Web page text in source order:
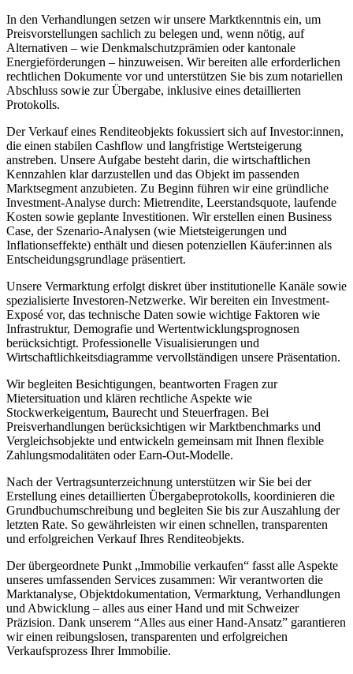
In den Verhandlungen setzen wir unsere Marktkenntnis ein, um
Preisvorstellungen sachlich zu belegen und, wenn nötig, auf
Alternativen – wie Denkmalschutzprämien oder kantonale
Energieförderungen – hinzuweisen. Wir bereiten alle erforderlichen
rechtlichen Dokumente vor und unterstützen Sie bis zum notariellen
Abschluss sowie zur Übergabe, inklusive eines detaillierten
Protokolls.
Der Verkauf eines Renditeobjekts fokussiert sich auf Investor:innen,
die einen stabilen Cashflow und langfristige Wertsteigerung
anstreben. Unsere Aufgabe besteht darin, die wirtschaftlichen
Kennzahlen klar darzustellen und das Objekt im passenden
Marktsegment anzubieten. Zu Beginn führen wir eine gründliche
Investment-Analyse durch: Mietrendite, Leerstandsquote, laufende
Kosten sowie geplante Investitionen. Wir erstellen einen Business
Case, der Szenario-Analysen (wie Mietsteigerungen und
Inflationseffekte) enthält und diesen potenziellen Käufer:innen als
Entscheidungsgrundlage präsentiert.
Unsere Vermarktung erfolgt diskret über institutionelle Kanäle sowie
spezialisierte Investoren-Netzwerke. Wir bereiten ein Investment-
Exposé vor, das technische Daten sowie wichtige Faktoren wie
Infrastruktur, Demografie und Wertentwicklungsprognosen
berücksichtigt. Professionelle Visualisierungen und
Wirtschaftlichkeitsdiagramme vervollständigen unsere Präsentation.
Wir begleiten Besichtigungen, beantworten Fragen zur
Mietersituation und klären rechtliche Aspekte wie
Stockwerkeigentum, Baurecht und Steuerfragen. Bei
Preisverhandlungen berücksichtigen wir Marktbenchmarks und
Vergleichsobjekte und entwickeln gemeinsam mit Ihnen flexible
Zahlungsmodalitäten oder Earn-Out-Modelle.
Nach der Vertragsunterzeichnung unterstützen wir Sie bei der
Erstellung eines detaillierten Übergabeprotokolls, koordinieren die
Grundbuchumschreibung und begleiten Sie bis zur Auszahlung der
letzten Rate. So gewährleisten wir einen schnellen, transparenten
und erfolgreichen Verkauf Ihres Renditeobjekts.
Der übergeordnete Punkt „Immobilie verkaufen“ fasst alle Aspekte
unseres umfassenden Services zusammen: Wir verantworten die
Marktanalyse, Objektdokumentation, Vermarktung, Verhandlungen
und Abwicklung – alles aus einer Hand und mit Schweizer
Präzision. Dank unserem “Alles aus einer Hand-Ansatz” garantieren
wir einen reibungslosen, transparenten und erfolgreichen
Verkaufsprozess Ihrer Immobilie.